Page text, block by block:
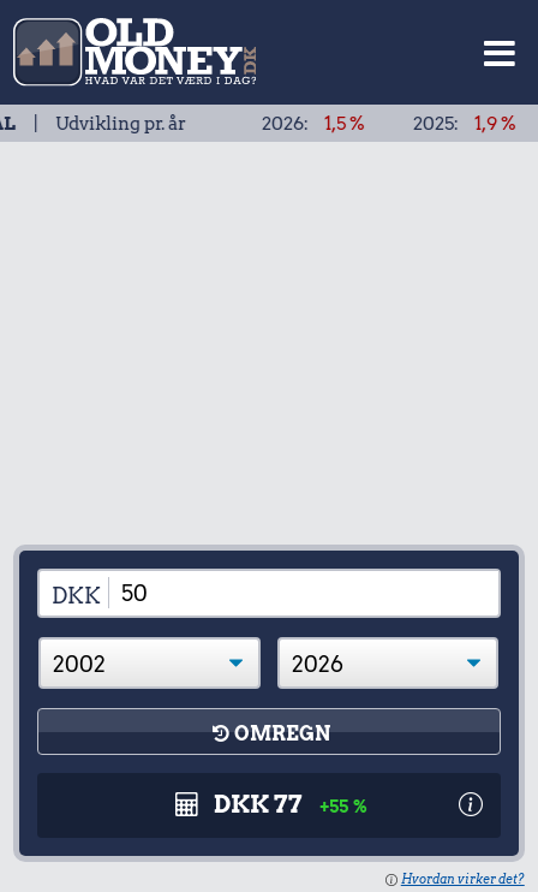
pr. år 1,5 % 2025: 1,9 %
DKK
OMREGN
DKK 77 +55 %
Hvordan virker det?